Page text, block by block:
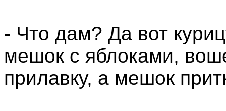
- Что дам? Да вот
мешок с яблоками,
прилавку, а мешок